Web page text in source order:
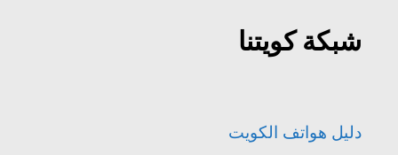
شبكة كويتنا
دليل هواتف الكويت